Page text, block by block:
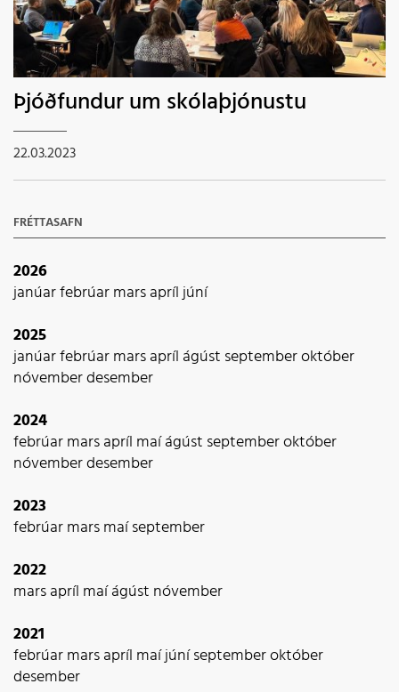
Þjóðfundur um skólaþjónustu
22.03.2023
FRÉTTASAFN
2026
janúarfebrúarmarsapríljúní
2025
janúarfebrúarmarsapríl ágúst septemberoktóber
nóvemberdesember
2024
febrúarmarsapríl maíágúst septemberoktóber
nóvemberdesember
2023
febrúarmarsmaíseptember
2022
marsapríl maíágúst nóvember
2021
febrúarmarsapríl maíjúníseptemberoktóber
desember